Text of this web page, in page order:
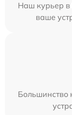
Наш курьер в
ваше
Большинство